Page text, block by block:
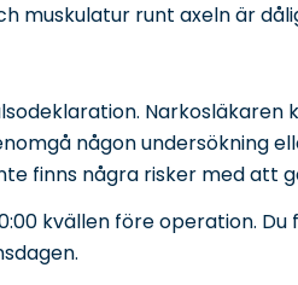
muskulatur runt axeln är
någon undersökning
finns några risker med att
kvällen före operation.